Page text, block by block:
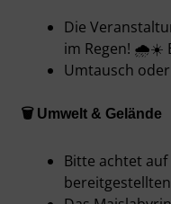
Die
im Regen! 🌧️☀️
Umtausch
🗑️ Umwelt & Gelände
Bitte achtet